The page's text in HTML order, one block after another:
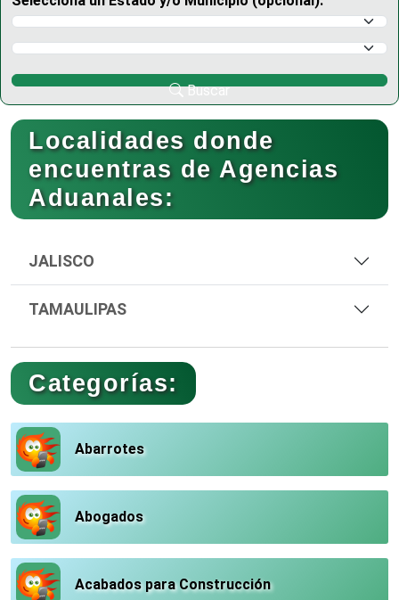
Selecciona un Estado
Selecciona un Municipio
Buscar
Localidades donde
encuentras de Agencias
Aduanales:
JALISCO
TAMAULIPAS
Categorías:
Abarrotes
Abogados
Acabados para Construcción